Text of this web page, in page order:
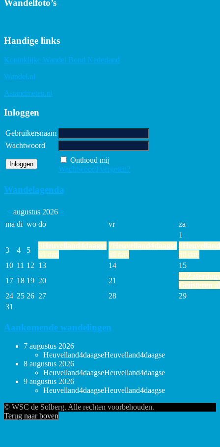
Wandelfoto’s
Handige links
Koninklijke Wandel Bond Nederland
Wandel.nl
Astandmeten.nl
Inloggen
Gebruikersnaam
Wachtwoord
Onthoud mij
Wachtwoord vergeten?
Wandelagenda
< augustus 2026 >
ma di wo do vr
za
1
3
4 5
6Heuvelland4daagse
all day
7Heuvelland4daagse
all day
8
all day
10 11 12 13 14
15
17 18 19 20 21
22
Geijsteren
24 25 26 27 28
29
31
Aankomende wandelingen
7 augustus 2026
Heuvelland4daagseHeuvelland4daagse
8 augustus 2026
Heuvelland4daagseHeuvelland4daagse
9 augustus 2026
Heuvelland4daagseHeuvelland4daagse
© WSC de Solberg. Alle rechten voorbehouden.
Terug naar boven